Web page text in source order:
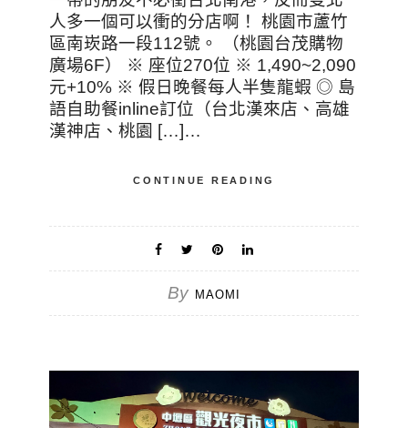
人多一個可以衝的分店啊！ 桃園市蘆竹
區南崁路一段112號。 （桃園台茂購物
廣場6F） ※ 座位270位 ※ 1,490~2,090
元+10% ※ 假日晚餐每人半隻龍蝦 ◎ 島
語自助餐inline訂位（台北漢來店、高雄
漢神店、桃園 […]…
CONTINUE READING
By MAOMI